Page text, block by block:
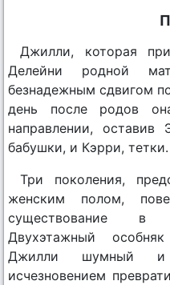
Джилли, которая
Делейни родной
безнадежным сдвигом
день после родов
направлении,
бабушки, и Кэрри, тетки.
Три поколения,
женским полом,
существование в
Двухэтажный
Джилли шумный и
исчезновением